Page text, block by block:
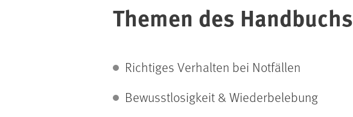
Themen des Handbuchs
Richtiges Verhalten bei Notfällen
Bewusstlosigkeit & Wiederbelebung